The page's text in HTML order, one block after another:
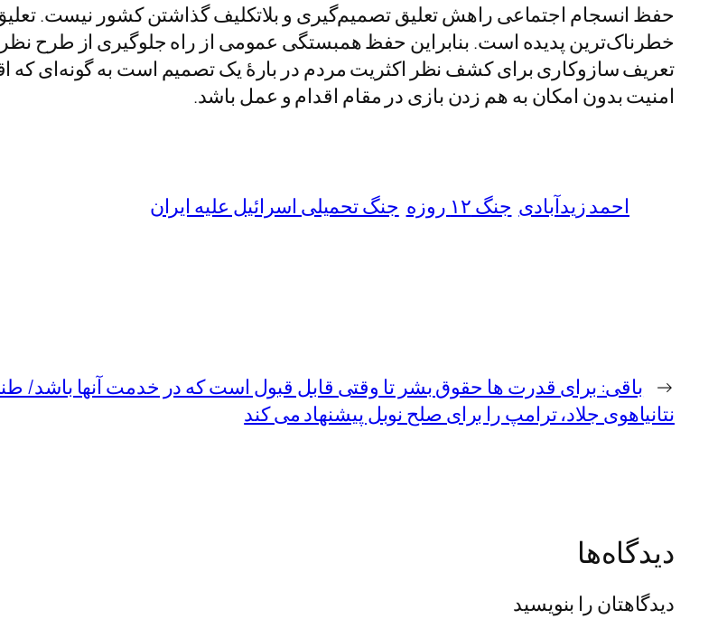
حفظ انسجام اجتماعی راهش تعلیق تصمیم‌گیری و بلاتکلیف گذاشتن کشور نیست.
خطرناک‌ترین پدیده است. بنابراین حفظ همبستگی عمومی از راه جلوگیری از طرح
تعریف سازوکاری برای کشف نظر اکثریت مردم در بارۀ یک تصمیم است به گونه‌ای که
امنیت بدون امکان به هم زدن بازی در مقام اقدام و عمل باشد.
احمد زیدآبادی جنگ ۱۲ روزه جنگ تحمیلی اسرائیل علیه ایران
← باقی: برای قدرت ها حقوق بشر تا وقتی قابل قبول است که در خدمت آنها باشد/
نتانیاهوی جلاد، ترامپ را برای صلح نوبل پیشنهاد می کند
دیدگاه‌ها
دیدگاهتان را بنویسید